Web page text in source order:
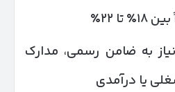
تا ۲۲٪
نیاز به ضامن رسمی، مدارک
یا درآمدی